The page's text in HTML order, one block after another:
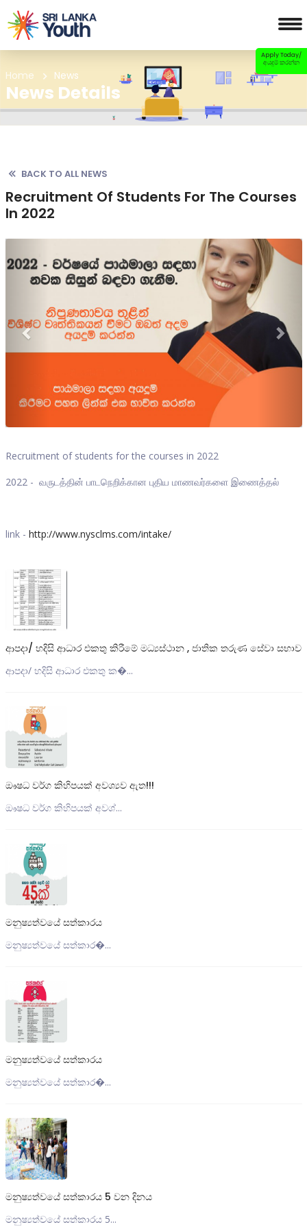
Apply Today/
අයදුම් කරන්න
Home News
News Details
BACK TO ALL NEWS
Recruitment Of Students For The Courses
In 2022
Recruitment of students for the courses in 2022
2022 - வருடத்தின் பாடநெறிக்கான புதிய மாணவர்களை இணைத்தல்
link - http://www.nysclms.com/intake/
ආපදා/ හදිසි ආධාර එකතු කිරීමේ මධ්‍යස්ථාන , ජාතික තරුණ සේවා සභාව
ආපදා/ හදිසි ආධාර එකතු ක�...
ඖෂධ වර්ග කිහිපයක් අවශ්‍යව ඇත!!!
ඖෂධ වර්ග කිහිපයක් අවශ්...
මනුෂ්‍යත්වයේ සත්කාරය
මනුෂ්‍යත්වයේ සත්කාර�...
මනුෂ්‍යත්වයේ සත්කාරය
මනුෂ්‍යත්වයේ සත්කාර�...
මනුෂ්‍යත්වයේ සත්කාරය 5 වන දිනය
මනුෂ්‍යත්වයේ සත්කාරය 5...